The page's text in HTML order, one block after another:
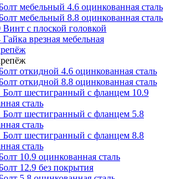
мебельный 4.6 оцинкованная сталь
мебельный 8.8 оцинкованная сталь
с плоской головкой
врезная мебельная
откидной 4.6 оцинкованная сталь
откидной 8.8 оцинкованная сталь
шестигранный с фланцем 10.9
сталь
шестигранный с фланцем 5.8
сталь
шестигранный с фланцем 8.8
сталь
10.9 оцинкованная сталь
12.9 без покрытия